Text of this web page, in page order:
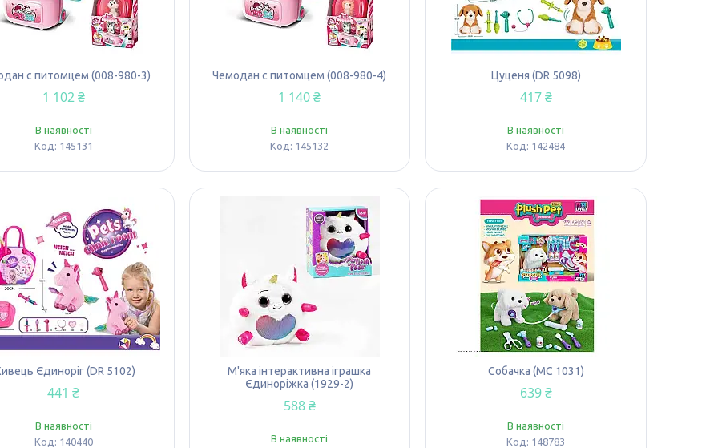
с питомцем (008-980-3)
1 102 ₴
В наявності
145131
Чемодан с питомцем (008-980-4)
1 140 ₴
В наявності
145132
Цуценя (DR 5098)
417 ₴
В наявності
142484
Єдиноріг (DR 5102)
441 ₴
В наявності
140440
М'яка інтерактивна іграшка
Єдиноріжка (1929-2)
588 ₴
В наявності
Собачка (MC 1031)
639 ₴
В наявності
148783